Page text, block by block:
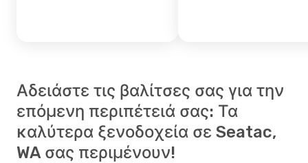
Αδειάστε τις βαλίτσες σας για την
επόμενη περιπέτειά σας: Τα
καλύτερα ξενοδοχεία σε Seatac,
WA σας περιμένουν!